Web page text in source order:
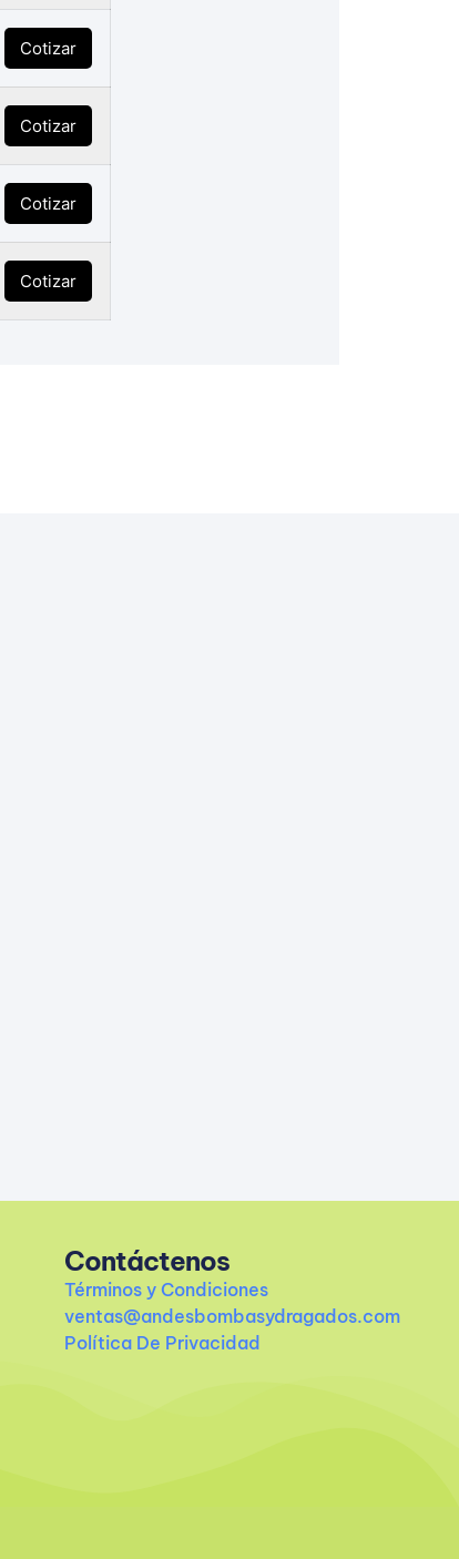
Cotizar
Cotizar
Cotizar
Cotizar
Contáctenos
Términos y Condiciones
ventas@andesbombasydragados.com
Política De Privacidad